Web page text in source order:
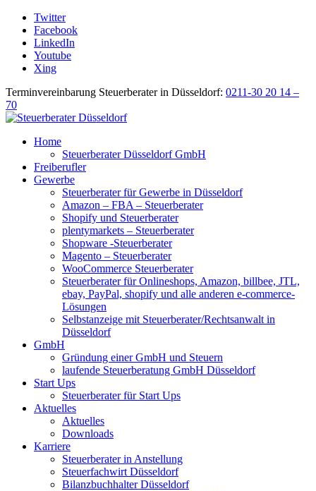
Twitter
Facebook
LinkedIn
Youtube
Xing
Terminvereinbarung Steuerberater in Düsseldorf: 0211-30 20 14 –
70
Home
Steuerberater Düsseldorf GmbH
Freiberufler
Gewerbe
Steuerberater für Gewerbe in Düsseldorf
Amazon – FBA – Steuerberater
Shopify und Steuerberater
plentymarkets – Steuerberater
Shopware -Steuerberater
Magento – Steuerberater
WooCommerce Steuerberater
Steuerberater für Onlineshops, Amazon, billbee, JTL,
ebay, PayPal, shopify und alle anderen e-commerce-
Lösungen
Selbstanzeige mit Steuerberater/Rechtsanwalt in
Düsseldorf
GmbH
Gründung einer GmbH und Steuern
laufende Steuerberatung GmbH Düsseldorf
Start Ups
Steuerberater für Start Ups
Aktuelles
Aktuelles
Downloads
Karriere
Steuerberater in Anstellung
Steuerfachwirt Düsseldorf
Bilanzbuchhalter Düsseldorf